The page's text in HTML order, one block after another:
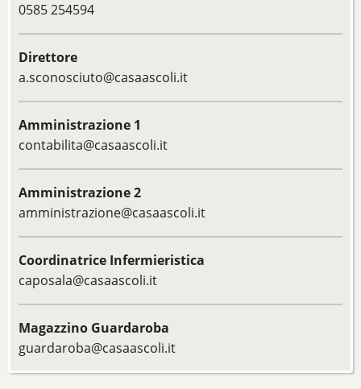
0585 254594
Direttore
a.sconosciuto@casaascoli.it
Amministrazione 1
contabilita@casaascoli.it
Amministrazione 2
amministrazione@casaascoli.it
Coordinatrice Infermieristica
caposala@casaascoli.it
Magazzino Guardaroba
guardaroba@casaascoli.it